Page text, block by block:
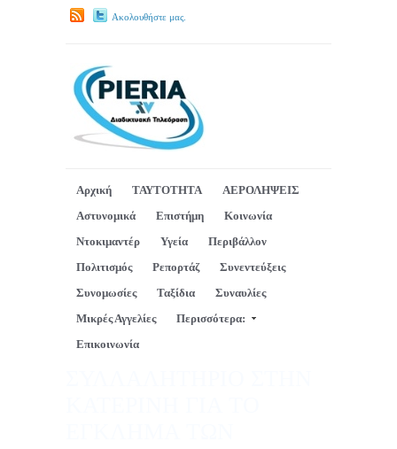
Ακολουθήστε μας.
Αρχική ΤΑΥΤΟΤΗΤΑ
ΑΕΡΟΛΗΨΕΙΣ
Αστυνομικά
Επιστήμη
Κοινωνία
Ντοκιμαντέρ
Υγεία
Περιβάλλον
Πολιτισμός
Ρεπορτάζ
Συνεντεύξεις
Συνομωσίες
Ταξίδια
Συναυλίες
Μικρές Αγγελίες
Περισσότερα:
Επικοινωνία